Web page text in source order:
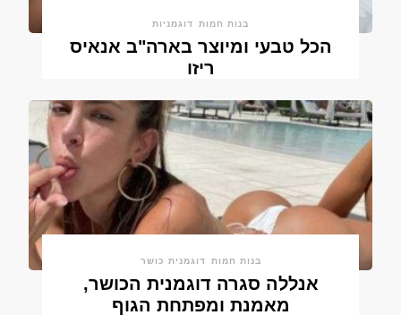
בנות חמות דוגמניות
הכל טבעי ומיוצר בארה"ב אנאיס
ריזו
בנות חמות דוגמנית כושר
אנללה סגרה דוגמנית הכושר,
מאמנת ומפתחת הגוף